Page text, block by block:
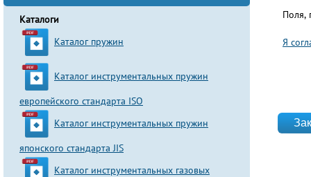
Каталоги
Каталог пружин
Каталог инструментальных пружин
европейского стандарта ISO
Каталог инструментальных пружин
японского стандарта JIS
Каталог инструментальных газовых
Поля,
Я